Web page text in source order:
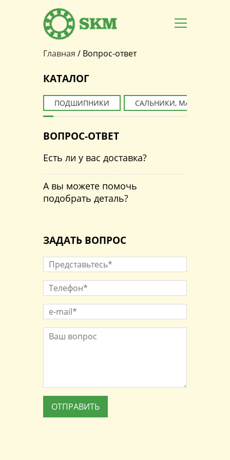
Главная / Вопрос-ответ
КАТАЛОГ
ПОДШИПНИКИ САЛЬНИКИ, МАНЖЕТЫ
ВОПРОС-ОТВЕТ
Есть ли у вас доставка?
А вы можете помочь
подобрать деталь?
ЗАДАТЬ ВОПРОС
Представьтесь*
Телефон**
e-mail**
Ваш вопрос